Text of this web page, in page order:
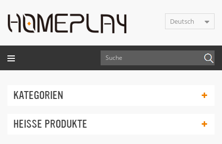
Deutsch
KATEGORIEN
HEISSE PRODUKTE